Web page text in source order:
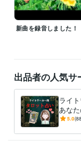
クリエイター / 音楽家
職歴
カウンセリング・コーチ
音楽家 1979年3月 ~
ビジネスプロモーター
フォロワー様500人超
新曲を録音しました！
出品者の人気サ
ライ
あな
愛・
5.0